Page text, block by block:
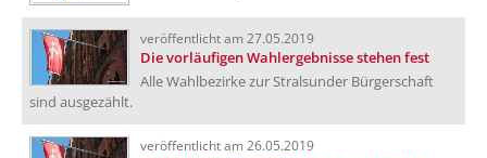
veröffentlicht am 27.05.2019
Die vorläufigen Wahlergebnisse stehen fest
Alle Wahlbezirke zur Stralsunder Bürgerschaft
sind ausgezählt.
veröffentlicht am 26.05.2019